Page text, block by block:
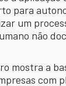
para
um
não
mostra a
com